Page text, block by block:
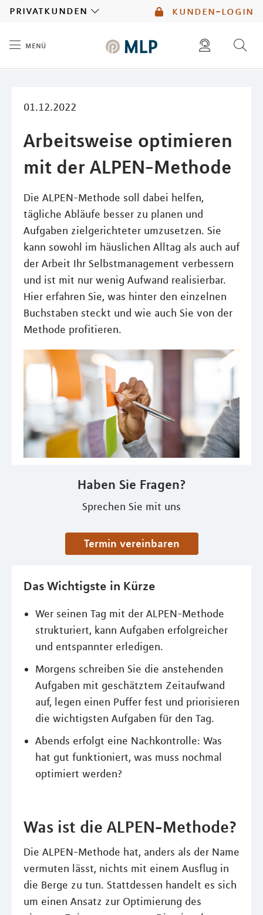
kunden-login
privatkunden
menü
01.12.2022
Arbeitsweise optimieren
mit der ALPEN-Methode
Die ALPEN-Methode soll dabei helfen,
tägliche Abläufe besser zu planen und
Aufgaben zielgerichteter umzusetzen. Sie
kann sowohl im häuslichen Alltag als auch auf
der Arbeit Ihr Selbstmanagement verbessern
und ist mit nur wenig Aufwand realisierbar.
Hier erfahren Sie, was hinter den einzelnen
Buchstaben steckt und wie auch Sie von der
Methode profitieren.
Haben Sie Fragen?
Sprechen Sie mit uns
Termin vereinbaren
Das Wichtigste in Kürze
Wer seinen Tag mit der ALPEN-Methode
strukturiert, kann Aufgaben erfolgreicher
und entspannter erledigen.
Morgens schreiben Sie die anstehenden
Aufgaben mit geschätztem Zeitaufwand
auf, legen einen Puffer fest und priorisieren
die wichtigsten Aufgaben für den Tag.
Abends erfolgt eine Nachkontrolle: Was
hat gut funktioniert, was muss nochmal
optimiert werden?
Was ist die ALPEN-Methode?
Die ALPEN-Methode hat, anders als der Name
vermuten lässt, nichts mit einem Ausflug in
die Berge zu tun. Stattdessen handelt es sich
um einen Ansatz zur Optimierung des